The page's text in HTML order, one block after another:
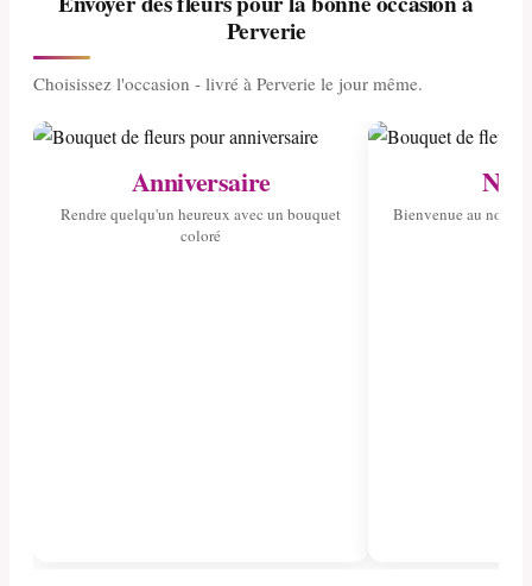
Perverie
Choisissez l'occasion - livré à Perverie le jour même.
Anniversaire
Rendre quelqu'un heureux avec un bouquet
coloré
Bienvenue au